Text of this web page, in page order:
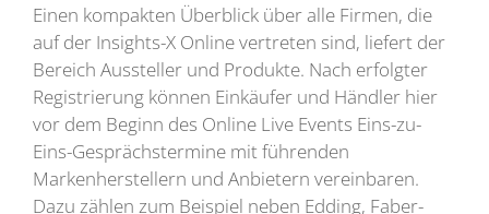
Einen kompakten Überblick über alle Firmen, die
auf der Insights-X Online vertreten sind, liefert der
Bereich Aussteller und Produkte. Nach erfolgter
Registrierung können Einkäufer und Händler hier
vor dem Beginn des Online Live Events Eins-zu-
Eins-Gesprächstermine mit führenden
Markenherstellern und Anbietern vereinbaren.
Dazu zählen zum Beispiel neben Edding, Faber-